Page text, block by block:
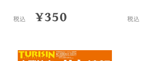
税込 ¥350 税込